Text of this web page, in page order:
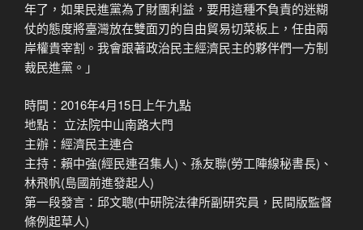
年了，如果民進黨為了財團利益，要用這種不負責的迷糊
仗的態度將臺灣放在雙面刃的自由貿易切菜板上，任由兩
岸權貴宰割。我會跟著政治民主經濟民主的夥伴們一方制
裁民進黨。」
時間：2016年4月15日上午九點
地點： 立法院中山南路大門
主辦：經濟民主連合
主持：賴中強(經民連召集人)、孫友聯(勞工陣線秘書長)、
林飛帆(島國前進發起人)
第一段發言：邱文聰(中研院法律所副研究員，民間版監督
條例起草人)